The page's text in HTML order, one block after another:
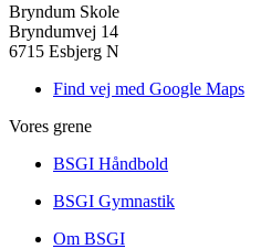
Bryndum Skole
Bryndumvej 14
6715 Esbjerg N
Find vej med Google Maps
Vores grene
BSGI Håndbold
BSGI Gymnastik
Om BSGI